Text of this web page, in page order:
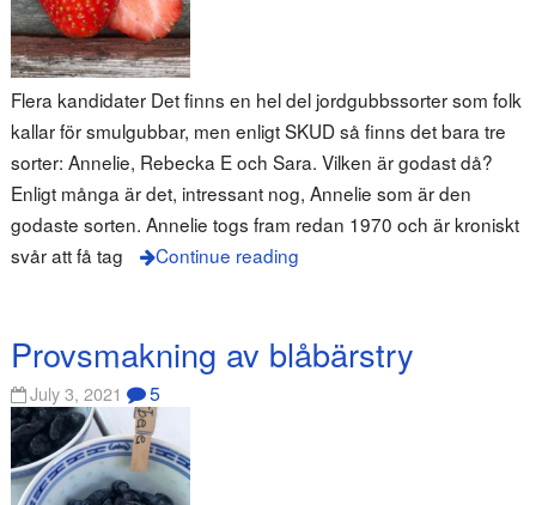
Flera kandidater Det finns en hel del jordgubbssorter som folk
kallar för smulgubbar, men enligt SKUD så finns det bara tre
sorter: Annelie, Rebecka E och Sara. Vilken är godast då?
Enligt många är det, intressant nog, Annelie som är den
godaste sorten. Annelie togs fram redan 1970 och är kroniskt
svår att få tag
Continue reading
Provsmakning av blåbärstry
July 3, 2021 5